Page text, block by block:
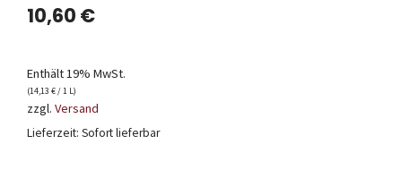
10,60 €
Enthält 19% MwSt.
(14,13 € / 1 L)
zzgl. Versand
Lieferzeit: Sofort lieferbar